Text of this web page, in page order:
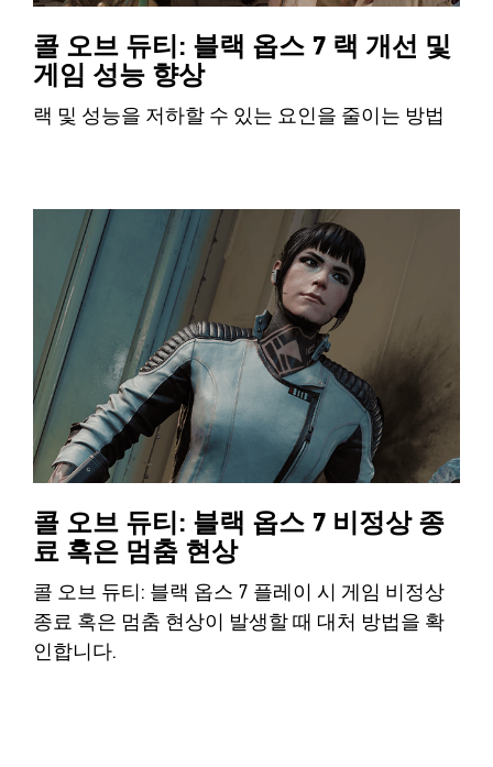
콜 오브 듀티: 블랙 옵스 7 랙 개선 및
게임 성능 향상
랙 및 성능을 저하할 수 있는 요인을 줄이는 방법
콜 오브 듀티: 블랙 옵스 7 비정상 종
료 혹은 멈춤 현상
콜 오브 듀티: 블랙 옵스 7 플레이 시 게임 비정상
종료 혹은 멈춤 현상이 발생할 때 대처 방법을 확
인합니다.